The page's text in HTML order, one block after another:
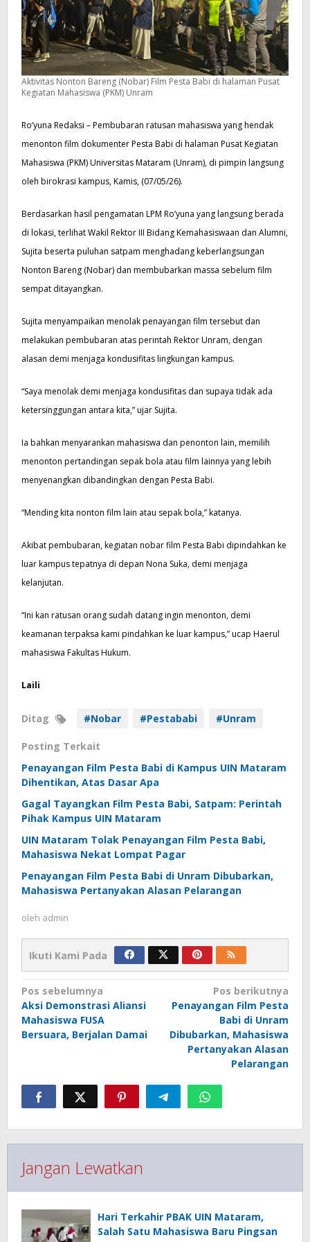
Aktivitas Nonton Bareng (Nobar) Film Pesta Babi di halaman Pusat
Kegiatan Mahasiswa (PKM) Unram
Ro’yuna Redaksi – Pembubaran ratusan mahasiswa yang hendak
menonton film dokumenter Pesta Babi di halaman Pusat Kegiatan
Mahasiswa (PKM) Universitas Mataram (Unram), di pimpin langsung
oleh birokrasi kampus, Kamis, (07/05/26).
Berdasarkan hasil pengamatan LPM Ro’yuna yang langsung berada
di lokasi, terlihat Wakil Rektor III Bidang Kemahasiswaan dan Alumni,
Sujita beserta puluhan satpam menghadang keberlangsungan
Nonton Bareng (Nobar) dan membubarkan massa sebelum film
sempat ditayangkan.
Sujita menyampaikan menolak penayangan film tersebut dan
melakukan pembubaran atas perintah Rektor Unram, dengan
alasan demi menjaga kondusifitas lingkungan kampus.
“Saya menolak demi menjaga kondusifitas dan supaya tidak ada
ketersinggungan antara kita,” ujar Sujita.
Ia bahkan menyarankan mahasiswa dan penonton lain, memilih
menonton pertandingan sepak bola atau film lainnya yang lebih
menyenangkan dibandingkan dengan Pesta Babi.
“Mending kita nonton film lain atau sepak bola,” katanya.
Akibat pembubaran, kegiatan nobar film Pesta Babi dipindahkan ke
luar kampus tepatnya di depan Nona Suka, demi menjaga
kelanjutan.
“Ini kan ratusan orang sudah datang ingin menonton, demi
keamanan terpaksa kami pindahkan ke luar kampus,” ucap Haerul
mahasiswa Fakultas Hukum.
Laili
Ditag #Nobar #Pestababi #Unram
Posting Terkait
Penayangan Film Pesta Babi di Kampus UIN Mataram
Dihentikan, Atas Dasar Apa
Gagal Tayangkan Film Pesta Babi, Satpam: Perintah
Pihak Kampus UIN Mataram
UIN Mataram Tolak Penayangan Film Pesta Babi,
Mahasiswa Nekat Lompat Pagar
Penayangan Film Pesta Babi di Unram Dibubarkan,
Mahasiswa Pertanyakan Alasan Pelarangan
oleh admin
Ikuti Kami Pada
Navigasi
pos
Pos sebelumnya
Aksi Demonstrasi Aliansi
Mahasiswa FUSA
Bersuara, Berjalan Damai
Pos berikutnya
Penayangan Film Pesta
Babi di Unram
Dibubarkan, Mahasiswa
Pertanyakan Alasan
Pelarangan
Jangan Lewatkan
Hari Terkahir PBAK UIN Mataram,
Salah Satu Mahasiswa Baru Pingsan